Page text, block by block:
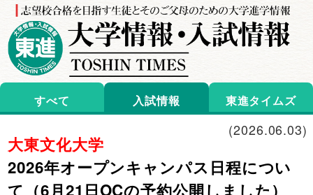
すべて 入試情報 東進タイムズ
大東文化大学
2026年オープンキャンパス日程につい
て（6月21日OCの予約公開しました）
(2026.06.03)